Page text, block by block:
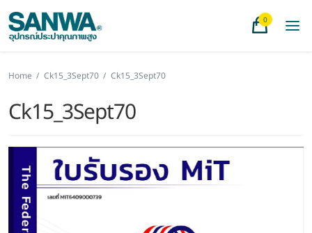
0
Home / Ck15_3Sept70 / Ck15_3Sept70
Ck15_3Sept70